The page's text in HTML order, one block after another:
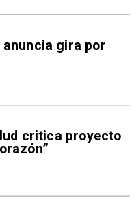
anuncia gira por
critica proyecto